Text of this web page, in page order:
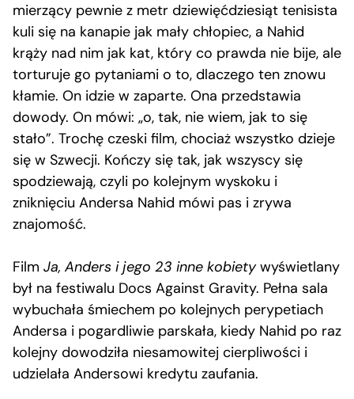
mierzący pewnie z metr dziewięćdziesiąt tenisista
kuli się na kanapie jak mały chłopiec, a Nahid
krąży nad nim jak kat, który co prawda nie bije, ale
torturuje go pytaniami o to, dlaczego ten znowu
kłamie. On idzie w zaparte. Ona przedstawia
dowody. On mówi: „o, tak, nie wiem, jak to się
stało”. Trochę czeski film, chociaż wszystko dzieje
się w Szwecji. Kończy się tak, jak wszyscy się
spodziewają, czyli po kolejnym wyskoku i
zniknięciu Andersa Nahid mówi pas i zrywa
znajomość.
Film Ja, Anders i jego 23 inne kobietywyświetlany
był na festiwalu Docs Against Gravity. Pełna sala
wybuchała śmiechem po kolejnych perypetiach
Andersa i pogardliwie parskała, kiedy Nahid po raz
kolejny dowodziła niesamowitej cierpliwości i
udzielała Andersowi kredytu zaufania.